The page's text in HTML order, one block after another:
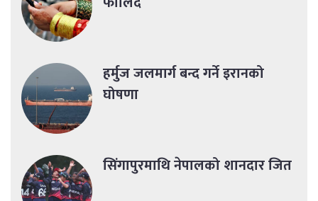
हर्मुज जलमार्ग बन्द गर्ने इरानको
घोषणा
सिंगापुरमाथि नेपालको शानदार जित